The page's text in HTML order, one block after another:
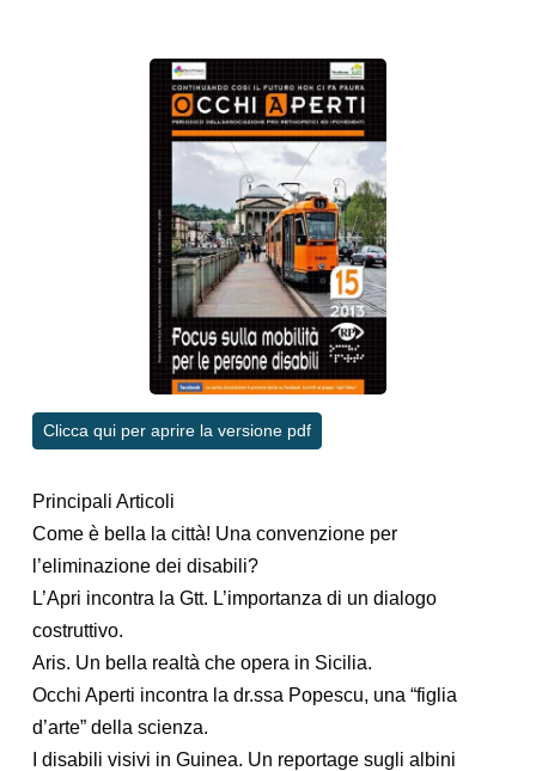
Clicca qui per aprire la versione pdf
Principali Articoli
Come è bella la città! Una convenzione per
l’eliminazione dei disabili?
L’Apri incontra la Gtt. L’importanza di un dialogo
costruttivo.
Aris. Un bella realtà che opera in Sicilia.
Occhi Aperti incontra la dr.ssa Popescu, una “figlia
d’arte” della scienza.
I disabili visivi in Guinea. Un reportage sugli albini